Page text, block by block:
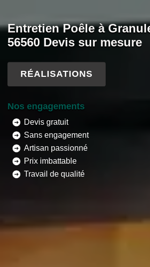
Entretien Poêle à
56560 Devis sur mesure
RÉALISATIONS
Nos engagements
Devis gratuit
Sans engagement
Artisan passionné
Prix imbattable
Travail de qualité